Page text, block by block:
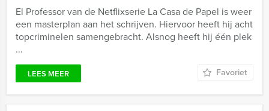
El Professor van de Netflixserie La Casa de Papel is weer
een masterplan aan het schrijven. Hiervoor heeft hij acht
topcriminelen samengebracht. Alsnog heeft hij één plek
...
LEES MEER Favoriet